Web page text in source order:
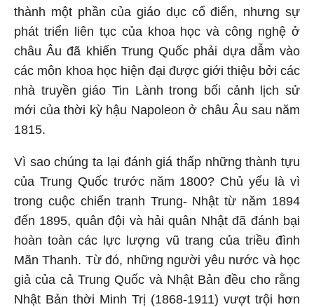
thành một phần của giáo dục cổ điển, nhưng sự
phát triển liên tục của khoa học và công nghệ ở
châu Âu đã khiến Trung Quốc phải dựa dẫm vào
các môn khoa học hiện đại được giới thiệu bởi các
nhà truyền giáo Tin Lành trong bối cảnh lịch sử
mới của thời kỳ hậu Napoleon ở châu Âu sau năm
1815.
Vì sao chúng ta lại đánh giá thấp những thành tựu
của Trung Quốc trước năm 1800? Chủ yếu là vì
trong cuộc chiến tranh Trung- Nhật từ năm 1894
đến 1895, quân đội và hải quân Nhật đã đánh bại
hoàn toàn các lực lượng vũ trang của triều đình
Mãn Thanh. Từ đó, những người yêu nước và học
giả của cả Trung Quốc và Nhật Bản đều cho rằng
Nhật Bản thời Minh Trị (1868-1911) vượt trội hơn